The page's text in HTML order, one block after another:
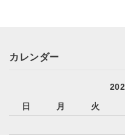
カレンダー
日
月 火